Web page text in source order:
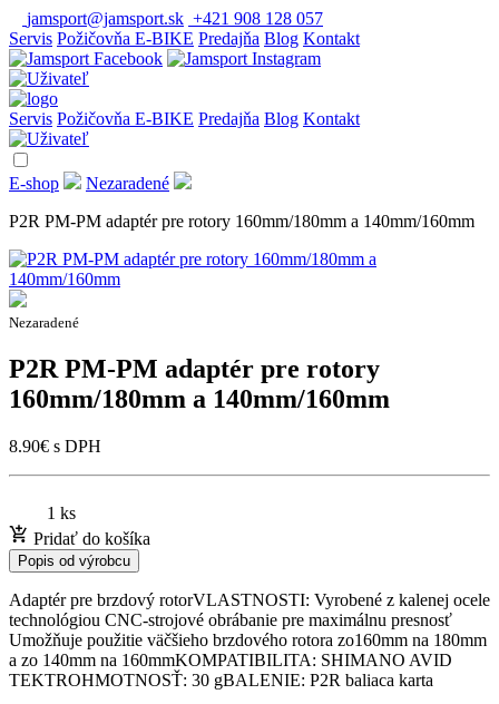
jamsport@jamsport.sk +421 908 128 057
Servis Požičovňa E-BIKE Predajňa Blog Kontakt
Servis Požičovňa E-BIKE Predajňa Blog Kontakt
E-shop
Nezaradené
P2R PM-PM adaptér pre rotory 160mm/180mm a 140mm/160mm
Nezaradené
P2R PM-PM adaptér pre rotory
160mm/180mm a 140mm/160mm
8.90€ s DPH
1 ks
Pridať do košíka
Popis od výrobcu
Adaptér pre brzdový rotorVLASTNOSTI: Vyrobené z kalenej ocele
technológiou CNC-strojové obrábanie pre maximálnu presnosť
Umožňuje použitie väčšieho brzdového rotora zo160mm na 180mm
a zo 140mm na 160mmKOMPATIBILITA: SHIMANO AVID
TEKTROHMOTNOSŤ: 30 gBALENIE: P2R baliaca karta